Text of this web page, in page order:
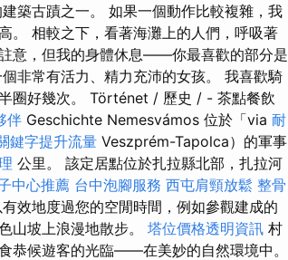
築古蹟之一。 如果一個動作比較複雜，我
。 相較之下，看著海灘上的人們，呼吸著
意，但我的身體休息——你最喜歡的部分是
非常有活力、精力充沛的女孩。 我喜歡騎
圈好幾次。 Történet / 歷史 / - 茶點餐飲
伴 Geschichte Nemesvámos 位於「via 耐
鍵字提升流量 Veszprém-Tapolca）的軍事
公里。 該定居點位於扎拉縣北部，扎拉河
中心推薦 台中泡腳服務 西屯肩頸放鬆 整骨
效地度過您的空閒時間，例如參觀建成的
山坡上浪漫地散步。 塔位價格透明資訊 村
恭候遊客的光臨——在美妙的自然環境中。